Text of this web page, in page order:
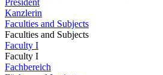
President
Kanzlerin
Faculties and Subjects
Faculties and Subjects
Faculty I
Faculty I
Fachbereich